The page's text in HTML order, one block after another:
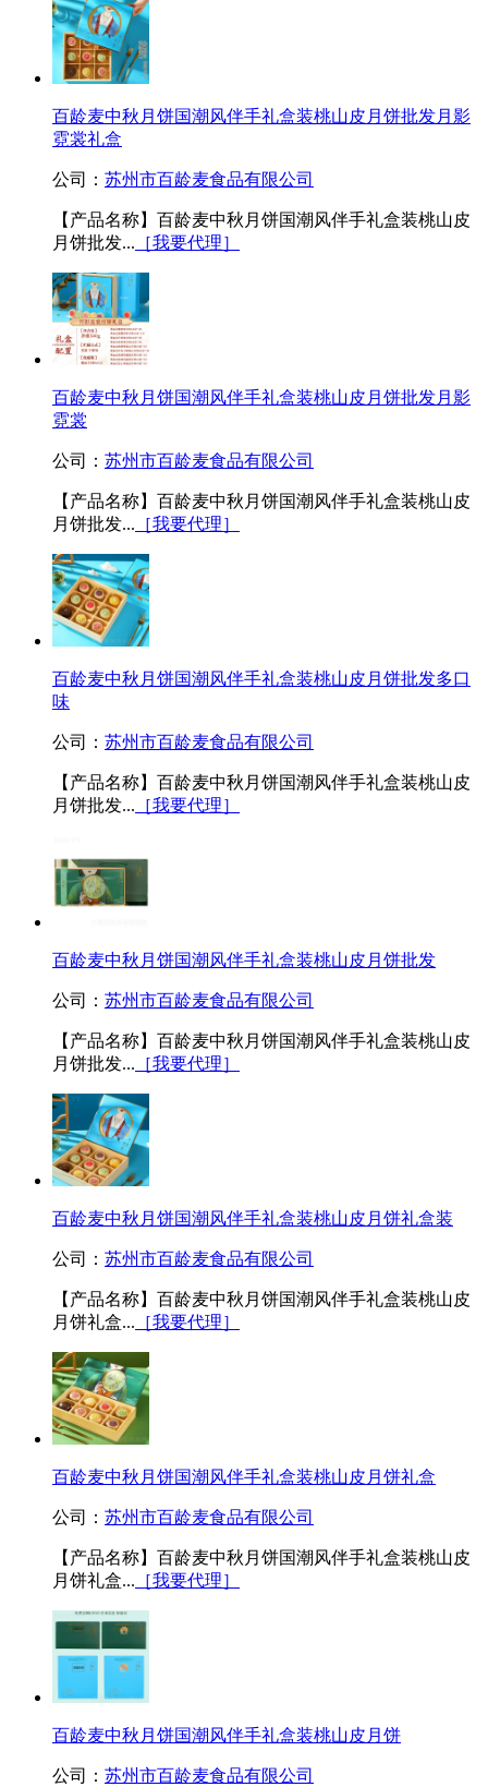
百龄麦中秋月饼国潮风伴手礼盒装桃山皮月饼批发月影
霓裳礼盒
公司： 苏州市百龄麦食品有限公司
【产品名称】百龄麦中秋月饼国潮风伴手礼盒装桃山皮
月饼批发... ［我要代理］
百龄麦中秋月饼国潮风伴手礼盒装桃山皮月饼批发月影
霓裳
公司： 苏州市百龄麦食品有限公司
【产品名称】百龄麦中秋月饼国潮风伴手礼盒装桃山皮
月饼批发... ［我要代理］
百龄麦中秋月饼国潮风伴手礼盒装桃山皮月饼批发多口
味
公司： 苏州市百龄麦食品有限公司
【产品名称】百龄麦中秋月饼国潮风伴手礼盒装桃山皮
月饼批发... ［我要代理］
百龄麦中秋月饼国潮风伴手礼盒装桃山皮月饼批发
公司： 苏州市百龄麦食品有限公司
【产品名称】百龄麦中秋月饼国潮风伴手礼盒装桃山皮
月饼批发... ［我要代理］
百龄麦中秋月饼国潮风伴手礼盒装桃山皮月饼礼盒装
公司： 苏州市百龄麦食品有限公司
【产品名称】百龄麦中秋月饼国潮风伴手礼盒装桃山皮
月饼礼盒... ［我要代理］
百龄麦中秋月饼国潮风伴手礼盒装桃山皮月饼礼盒
公司： 苏州市百龄麦食品有限公司
【产品名称】百龄麦中秋月饼国潮风伴手礼盒装桃山皮
月饼礼盒... ［我要代理］
百龄麦中秋月饼国潮风伴手礼盒装桃山皮月饼
公司： 苏州市百龄麦食品有限公司